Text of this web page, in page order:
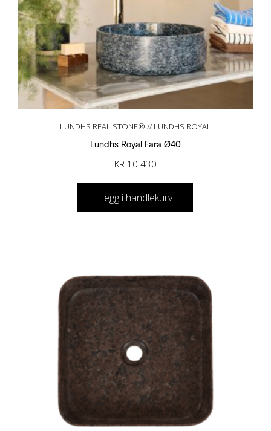
LUNDHS REAL STONE® // LUNDHS ROYAL
Lundhs Royal Fara Ø40
KR 10.430
Legg i handlekurv